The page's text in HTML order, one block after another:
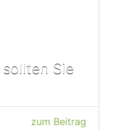
Sie
zum Beitrag